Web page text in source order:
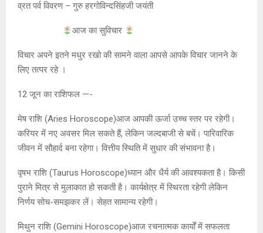
व्रत पर्व विवरण – गुरु हरगोविन्दसिंहजी जयंती
आज का सुविचार
विचार अपने इतने मधुर रखो की सामने वाला आपसे आपके विचार जानने के
लिए तत्पर रहे ।
12 जून का राशिफल —-
मेष राशि (Aries Horoscope)आज आपकी ऊर्जा उच्च स्तर पर रहेगी।
करियर में नए अवसर मिल सकते हैं, लेकिन जल्दबाजी से बचें। पारिवारिक
जीवन में सौहार्द बना रहेगा। वित्तीय स्थिति में सुधार की संभावना है।
वृषभ राशि (Taurus Horoscope)ध्यान और धैर्य की आवश्यकता है। किसी
पुराने मित्र से मुलाकात हो सकती है। कार्यक्षेत्र में स्थिरता रहेगी लेकिन
निर्णय सोच-समझकर लें। सेहत सामान्य रहेगी।
मिथुन राशि (Gemini Horoscope)आज रचनात्मक कार्यों में सफलता